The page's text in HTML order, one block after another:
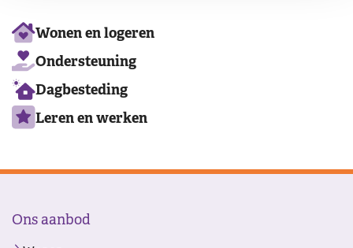
Ons
aanbod
Wonen en logeren
Ondersteuning
Dagbesteding
Leren en werken
Ons aanbod